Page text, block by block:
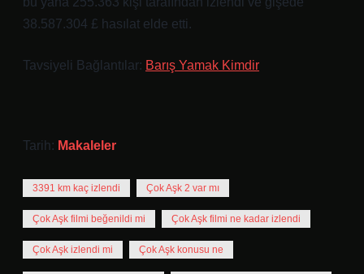
38.587.304 £ hasılat elde etti.
Tavsiyeli Bağlantılar: Barış Yamak Kimdir
Tarih: Makaleler
3391 km kaç izlendi Çok Aşk 2 var mı
Çok Aşk filmi beğenildi mi Çok Aşk filmi ne kadar izlendi
Çok Aşk izlendi mi Çok Aşk konusu ne